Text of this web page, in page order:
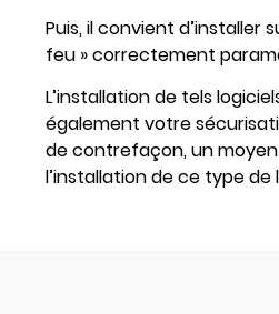
Puis, il convient d’installer
feu » correctement
L’installation de tels
également votre
de contrefaçon, un
l’installation de ce type